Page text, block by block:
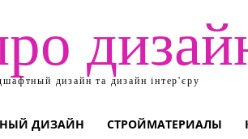
дизайн та дизайн інтер'єру
ДИЗАЙН СТРОЙМАТЕРИАЛЫ